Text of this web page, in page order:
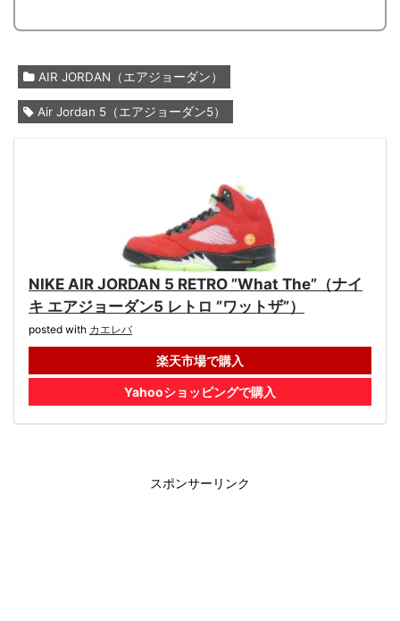
AIR JORDAN（エアジョーダン）
Air Jordan 5（エアジョーダン5）
NIKE AIR JORDAN 5 RETRO ”What The”（ナイ
キ エアジョーダン5 レトロ ”ワットザ”）
posted with カエレバ
楽天市場で購入
Yahooショッピングで購入
スポンサーリンク